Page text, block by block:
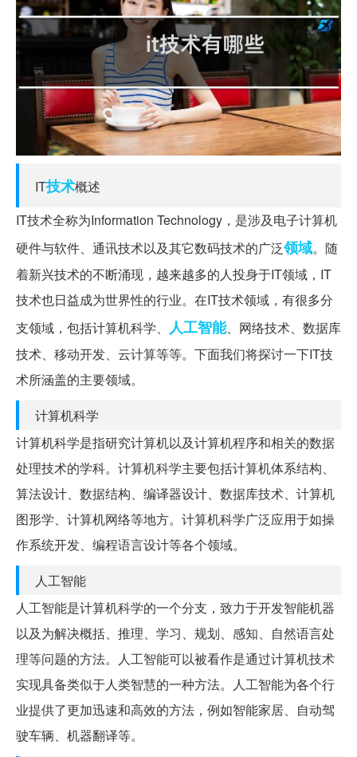
IT技术概述
IT技术全称为Information Technology，是涉及电子计算机
硬件与软件、通讯技术以及其它数码技术的广泛领域。随
着新兴技术的不断涌现，越来越多的人投身于IT领域，IT
技术也日益成为世界性的行业。在IT技术领域，有很多分
支领域，包括计算机科学、 人工智能、网络技术、数据库
技术、移动开发、云计算等等。下面我们将探讨一下IT技
术所涵盖的主要领域。
计算机科学
计算机科学是指研究计算机以及计算机程序和相关的数据
处理技术的学科。计算机科学主要包括计算机体系结构、
算法设计、数据结构、编译器设计、数据库技术、计算机
图形学、计算机网络等地方。计算机科学广泛应用于如操
作系统开发、编程语言设计等各个领域。
人工智能
人工智能是计算机科学的一个分支，致力于开发智能机器
以及为解决概括、推理、学习、规划、感知、自然语言处
理等问题的方法。人工智能可以被看作是通过计算机技术
实现具备类似于人类智慧的一种方法。人工智能为各个行
业提供了更加迅速和高效的方法，例如智能家居、自动驾
驶车辆、机器翻译等。